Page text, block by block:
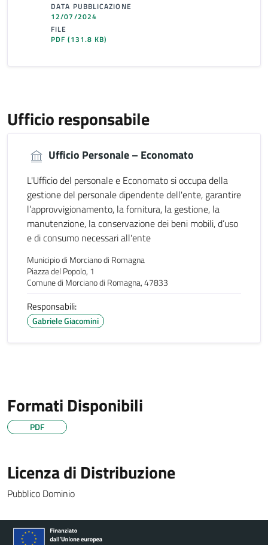
DATA PUBBLICAZIONE
12/07/2024
FILE
PDF(131.8 KB)
Ufficio responsabile
Ufficio Personale – Economato
L'Ufficio del personale e Economato si occupa della
gestione del personale dipendente dell'ente, garantire
l’approvvigionamento, la fornitura, la gestione, la
manutenzione, la conservazione dei beni mobili, d’uso
e di consumo necessari all'ente
Municipio di Morciano di Romagna
Piazza del Popolo, 1
Comune di Morciano di Romagna, 47833
Responsabili:
Gabriele Giacomini
Formati Disponibili
PDF
Licenza di Distribuzione
Pubblico Dominio